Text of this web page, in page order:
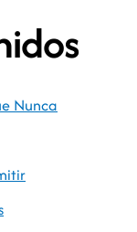
Nunca